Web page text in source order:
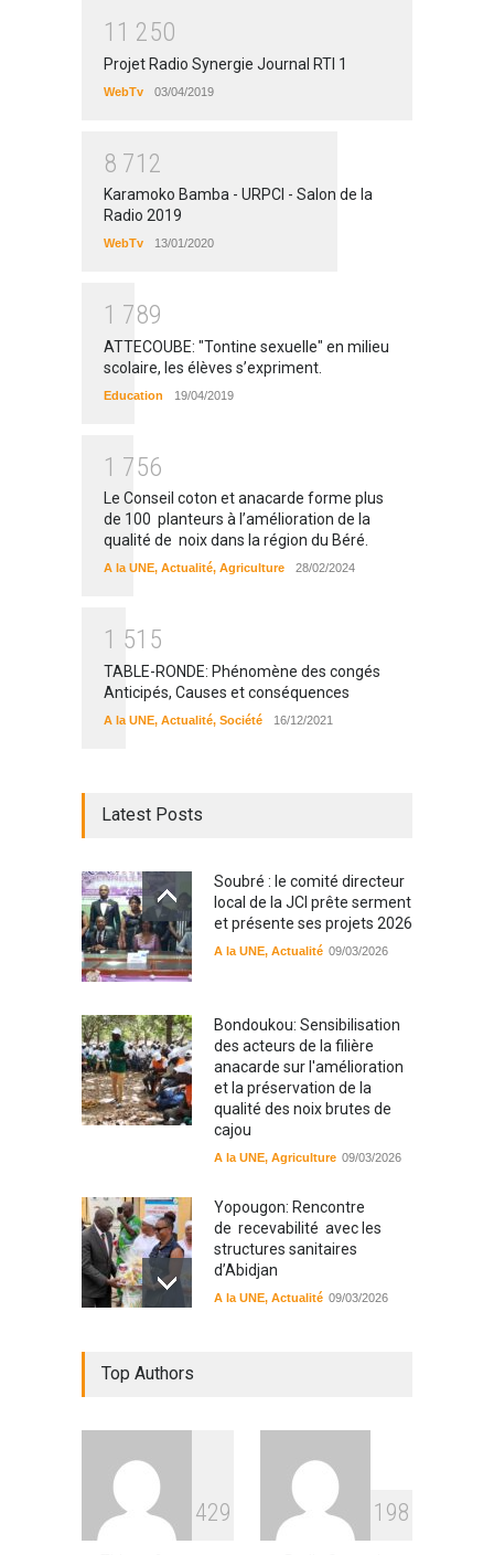
1 1 250
Projet Radio Synergie Journal RTI 1
WebTv 03/04/2019
8 71 2
Karamoko Bamba - URPCI - Salon de la
Radio 2019
WebTv 13/01/2020
1 789
ATTECOUBE: "Tontine sexuelle" en milieu
scolaire, les élèves s’expriment.
Education 19/04/2019
1 756
Le Conseil coton et anacarde forme plus
de 100 planteurs à l’amélioration de la
qualité de noix dans la région du Béré.
A la UNE, Actualité, Agriculture 28/02/2024
1 51 5
TABLE-RONDE: Phénomène des congés
Anticipés, Causes et conséquences
A la UNE, Actualité, Société 16/12/2021
Latest Posts
Soubré : le comité directeur
local de la JCI prête serment
et présente ses projets 2026
A la UNE, Actualité 09/03/2026
Bondoukou: Sensibilisation
des acteurs de la filière
anacarde sur l'amélioration
et la préservation de la
qualité des noix brutes de
cajou
A la UNE, Agriculture 09/03/2026
Yopougon: Rencontre
de recevabilité avec les
structures sanitaires
d’Abidjan
A la UNE, Actualité 09/03/2026
RFI Forme ses journalistes et
techniciens radios
partenaires.
Top Authors
429 1 98